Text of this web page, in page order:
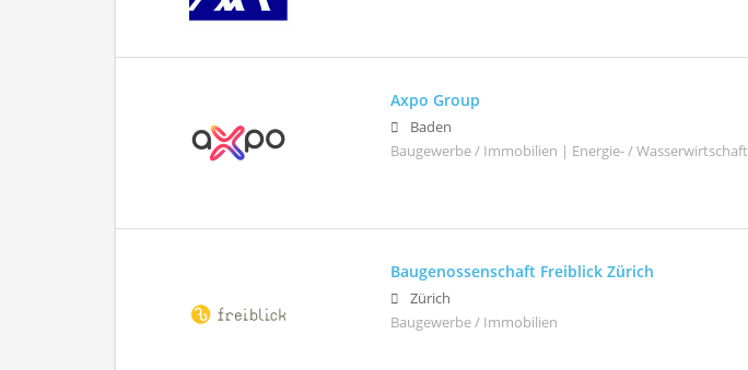
Axpo Group
Baden
Baugewerbe / Immobilien | Energie- / Wasserwirtschaft
Baugenossenschaft Freiblick Zürich
Zürich
Baugewerbe / Immobilien